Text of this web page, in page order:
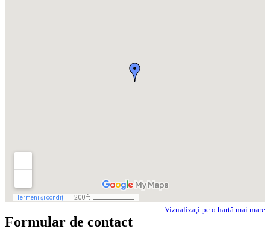
Vizualizaţi pe o hartă mai mare
Formular de contact